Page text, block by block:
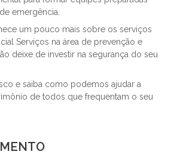
emergência.
um pouco mais sobre os serviços
Serviços na área de prevenção e
deixe de investir na segurança do seu
e saiba como podemos ajudar a
de todos que frequentam o seu